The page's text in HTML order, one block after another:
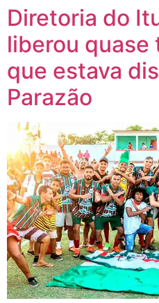
Diretoria do
liberou quase
que estava
Parazão